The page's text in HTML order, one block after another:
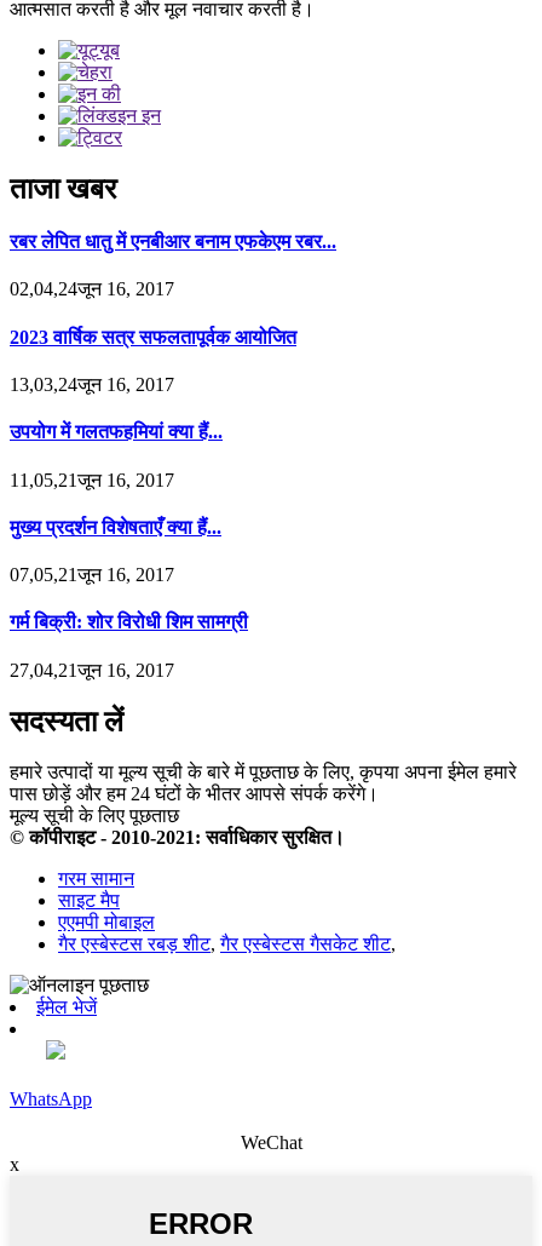
आत्मसात करती है और मूल नवाचार करती है।
ताजा खबर
रबर लेपित धातु में एनबीआर बनाम एफकेएम रबर...
02,04,24जून 16, 2017
2023 वार्षिक सत्र सफलतापूर्वक आयोजित
13,03,24जून 16, 2017
उपयोग में गलतफहमियां क्या हैं...
11,05,21जून 16, 2017
मुख्य प्रदर्शन विशेषताएँ क्या हैं...
07,05,21जून 16, 2017
गर्म बिक्री: शोर विरोधी शिम सामग्री
27,04,21जून 16, 2017
सदस्यता लें
हमारे उत्पादों या मूल्य सूची के बारे में पूछताछ के लिए, कृपया अपना ईमेल हमारे
पास छोड़ें और हम 24 घंटों के भीतर आपसे संपर्क करेंगे।
मूल्य सूची के लिए पूछताछ
© कॉपीराइट - 2010-2021: सर्वाधिकार सुरक्षित।
गरम सामान
साइट मैप
एएमपी मोबाइल
गैर एस्बेस्टस रबड़ शीट,गैर एस्बेस्टस गैसकेट शीट,
ईमेल भेजें
WhatsApp
WeChat
x